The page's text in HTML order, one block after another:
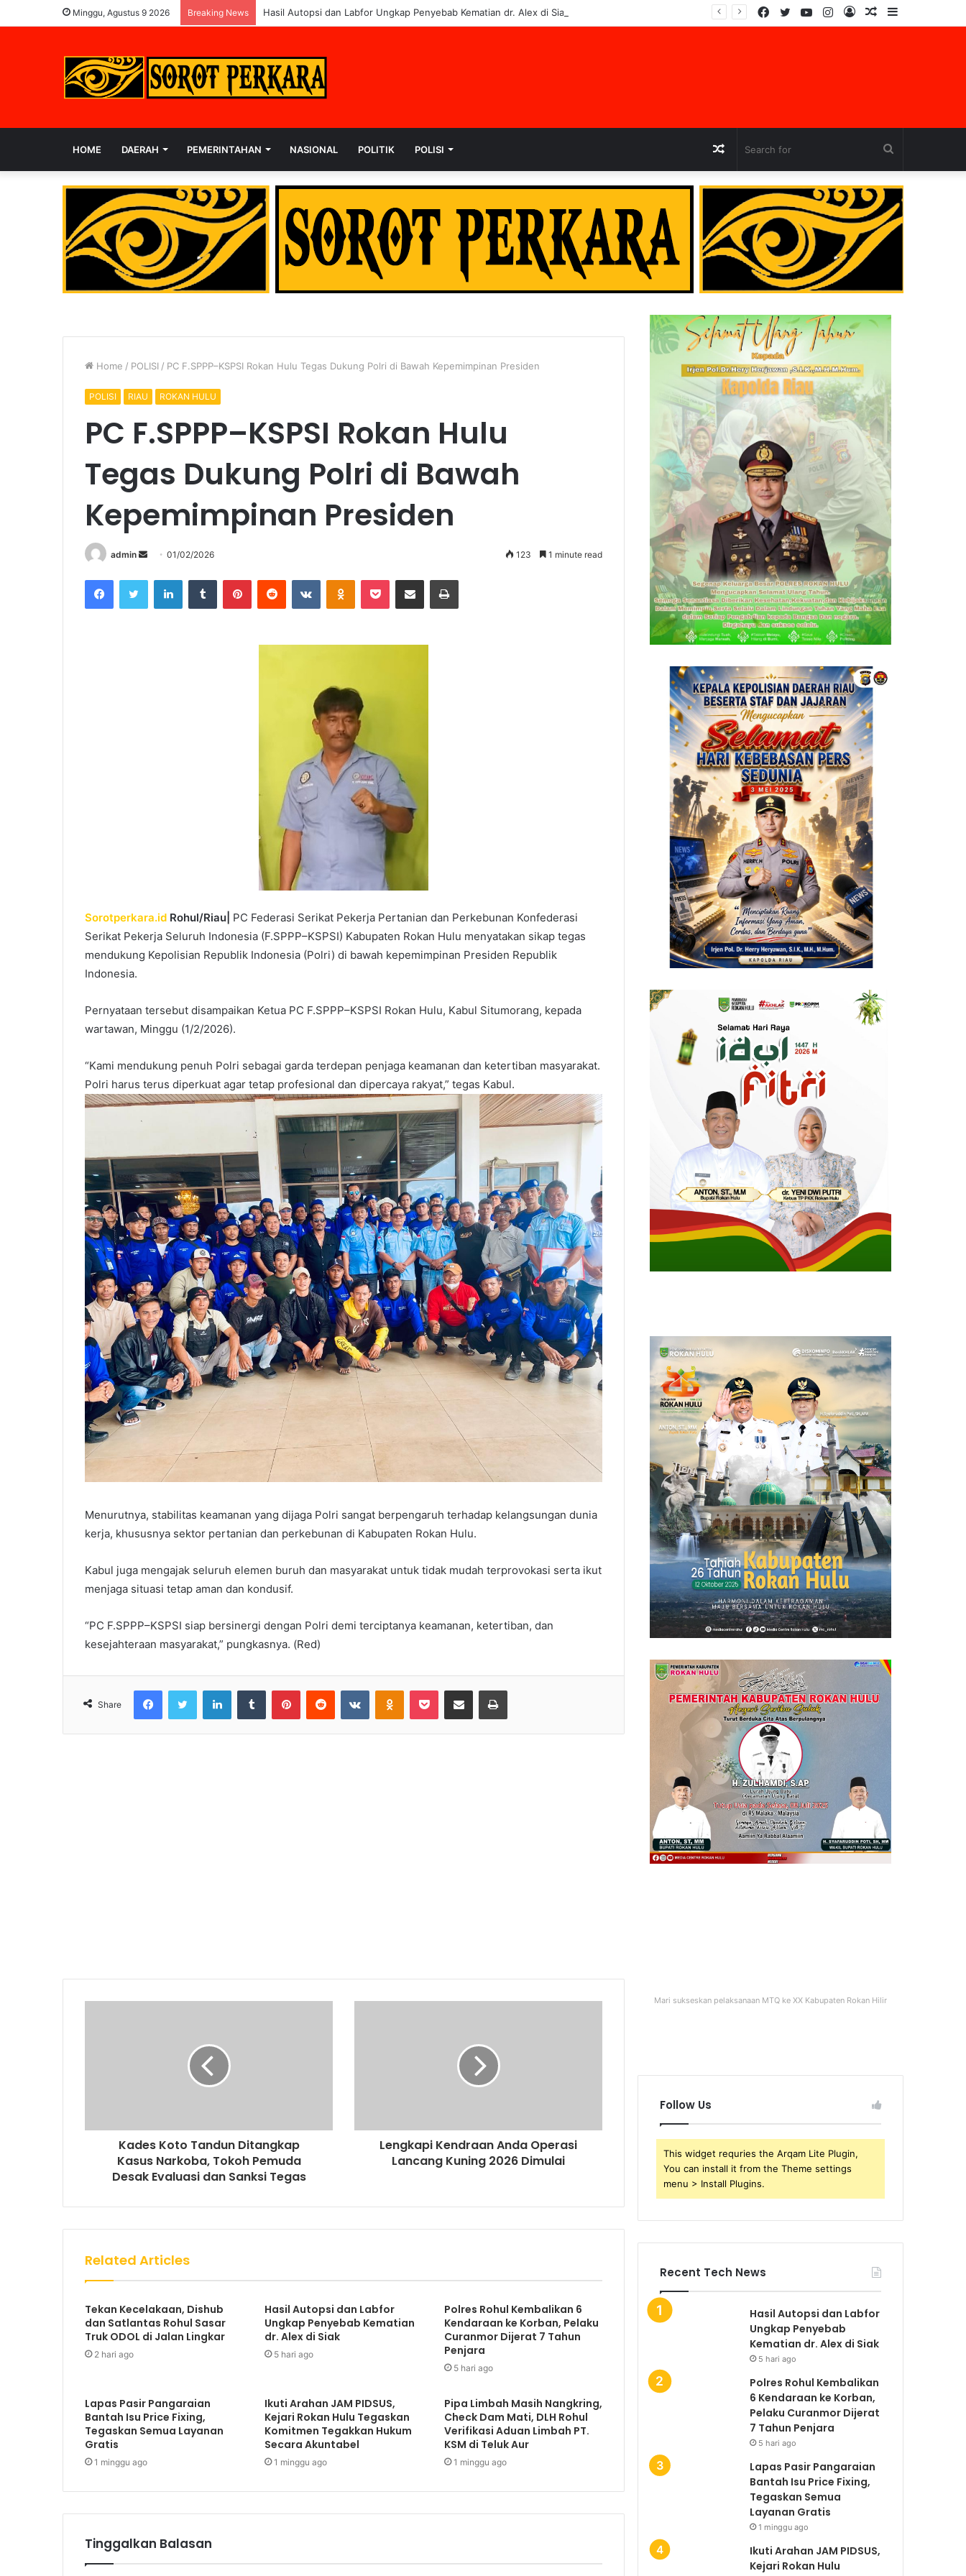
Minggu, Agustus 9 2026 Breaking News Hasil Autopsi dan Labfor Ungkap Penyebab Kematian dr. Alex di Siak Sidebar
Random
Log
Instagram
YouTube
Twitter
Facebook
HOME DAERAH PEMERINTAHAN NASIONAL POLITIK POLISI
for
Random
Article
Home / POLISI / PC F.SPPP–KSPSI Rokan Hulu Tegas Dukung Polri di Bawah Kepemimpinan Presiden
POLISI RIAU ROKAN HULU
PC F.SPPP–KSPSI Rokan Hulu
Tegas Dukung Polri di Bawah
Kepemimpinan Presiden
admin
Send
email
01/02/2026 123 1 minute read
FacebookTwitter LinkedInTumblr PinterestReddit VKontakteOdnoklassniki
Pocket Share via Email Print
Sorotperkara.id Rohul/Riau| PC Federasi Serikat Pekerja Pertanian dan Perkebunan Konfederasi
Serikat Pekerja Seluruh Indonesia (F.SPPP–KSPSI) Kabupaten Rokan Hulu menyatakan sikap tegas
mendukung Kepolisian Republik Indonesia (Polri) di bawah kepemimpinan Presiden Republik
Indonesia.
Pernyataan tersebut disampaikan Ketua PC F.SPPP–KSPSI Rokan Hulu, Kabul Situmorang, kepada
wartawan, Minggu (1/2/2026).
“Kami mendukung penuh Polri sebagai garda terdepan penjaga keamanan dan ketertiban masyarakat.
Polri harus terus diperkuat agar tetap profesional dan dipercaya rakyat,” tegas Kabul.
Menurutnya, stabilitas keamanan yang dijaga Polri sangat berpengaruh terhadap kelangsungan dunia
kerja, khususnya sektor pertanian dan perkebunan di Kabupaten Rokan Hulu.
Kabul juga mengajak seluruh elemen buruh dan masyarakat untuk tidak mudah terprovokasi serta ikut
menjaga situasi tetap aman dan kondusif.
“PC F.SPPP–KSPSI siap bersinergi dengan Polri demi terciptanya keamanan, ketertiban, dan
kesejahteraan masyarakat,” pungkasnya. (Red)
Share
FacebookTwitter LinkedInTumblr PinterestReddit VKontakteOdnoklassniki
Pocket Share via Email Print
Kades Koto Tandun Ditangkap
Kasus Narkoba, Tokoh Pemuda
Desak Evaluasi dan Sanksi Tegas
Lengkapi Kendraan Anda Operasi
Lancang Kuning 2026 Dimulai
Related Articles
Tekan Kecelakaan, Dishub
dan Satlantas Rohul Sasar
Truk ODOL di Jalan Lingkar
2 hari ago
Hasil Autopsi dan Labfor
Ungkap Penyebab Kematian
dr. Alex di Siak
5 hari ago
Polres Rohul Kembalikan 6
Kendaraan ke Korban, Pelaku
Curanmor Dijerat 7 Tahun
Penjara
5 hari ago
Lapas Pasir Pangaraian
Bantah Isu Price Fixing,
Tegaskan Semua Layanan
Gratis
1 minggu ago
Ikuti Arahan JAM PIDSUS,
Kejari Rokan Hulu Tegaskan
Komitmen Tegakkan Hukum
Secara Akuntabel
1 minggu ago
Pipa Limbah Masih Nangkring,
Check Dam Mati, DLH Rohul
Verifikasi Aduan Limbah PT.
KSM di Teluk Aur
1 minggu ago
Tinggalkan Balasan
Mari sukseskan pelaksanaan MTQ ke XX Kabupaten Rokan Hilir
Follow Us
This widget requries the Arqam Lite Plugin,
You can install it from the Theme settings
menu > Install Plugins.
Recent Tech News
Hasil Autopsi dan Labfor
Ungkap Penyebab
Kematian dr. Alex di Siak
5 hari ago
Polres Rohul Kembalikan
6 Kendaraan ke Korban,
Pelaku Curanmor Dijerat
7 Tahun Penjara
5 hari ago
Lapas Pasir Pangaraian
Bantah Isu Price Fixing,
Tegaskan Semua
Layanan Gratis
1 minggu ago
Ikuti Arahan JAM PIDSUS,
Kejari Rokan Hulu